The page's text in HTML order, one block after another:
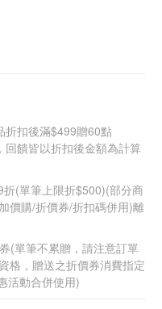
折扣後滿$499贈60點
饋皆以折扣後金額為計算
(單筆上限折$500)(部分商
價購/折價券/折扣碼併用)離
(單筆不累贈，請注意訂單
格，贈送之折價券消費指定
活動合併使用)